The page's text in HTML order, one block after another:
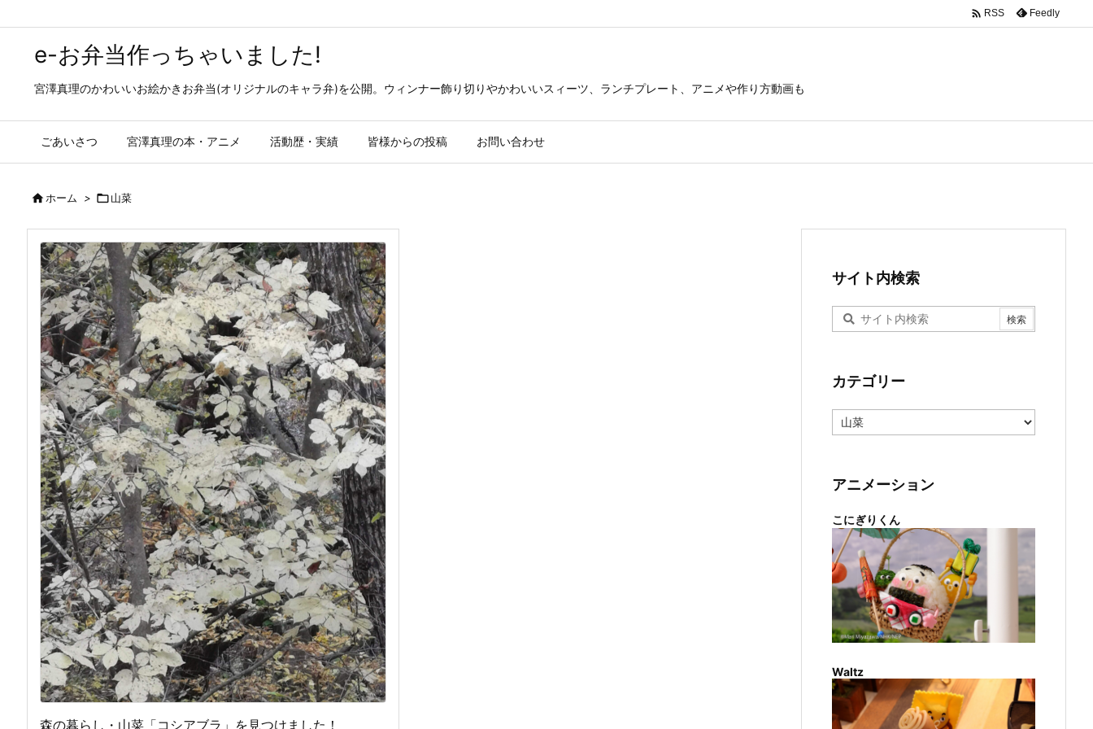
e-お弁当作っちゃいました!
宮澤真理のかわいいお絵かきお弁当(オリジナルのキャラ弁)を公開。ウィンナー飾り切りやかわいいスィーツ、ランチプレート、アニメや作り方動画も
ごあいさつ 宮澤真理の本・アニメ 活動歴・実績 皆様からの投稿 お問い合わせ
 RSS Feedly
ホーム > 山菜
森の暮らし・山菜「コシアブラ」を見つけました！
サイト内検索
カテゴリー
テ
ー
アニメーション
こにぎりくん
Waltz